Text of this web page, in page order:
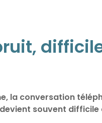
la conversation
souvent difficile